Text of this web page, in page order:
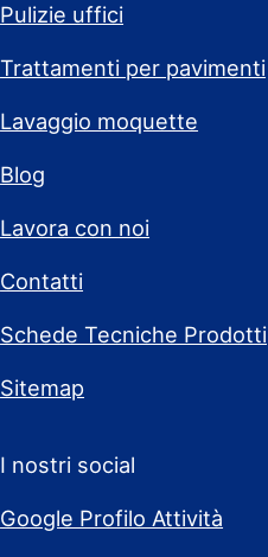
Pulizie uffici
Trattamenti per pavimenti
Lavaggio moquette
Blog
Lavora con noi
Contatti
Schede Tecniche Prodotti
Sitemap
I nostri social
Google Profilo Attività